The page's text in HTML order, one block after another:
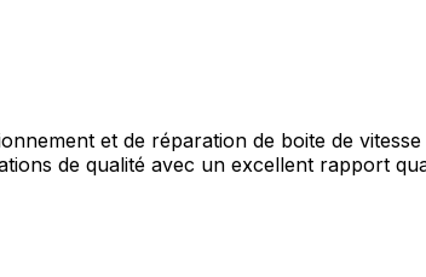
et de réparation de boite de
de qualité avec un excellent rapport